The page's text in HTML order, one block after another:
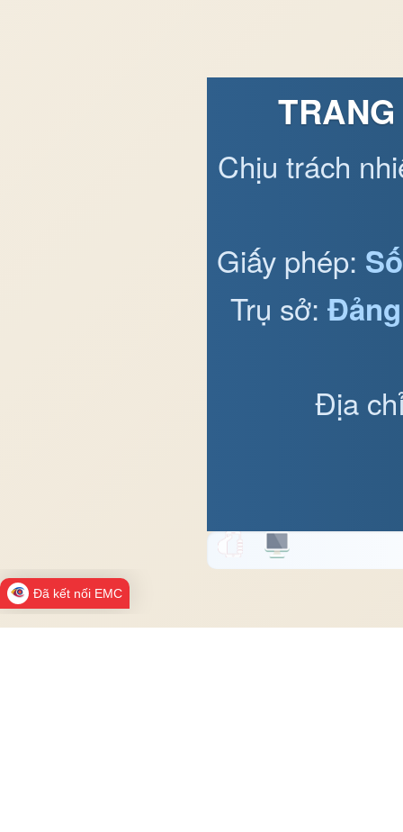
Chịu trách
Giấy phép:
Trụ sở:
Địa
Đã kết nối EMC